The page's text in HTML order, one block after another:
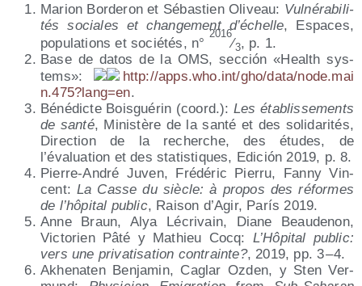
Marion Bor­de­ron et Sébas­tien Oli­veau: Vul­né­ra­bi­li­
tés socia­les et chan­ge­ment d’échelle, Espa­ces,
popu­la­tions et socié­tés, n°
2016
⁄3, p. 1.
Base de datos de la OMS, sec­ción «Health sys­
tems»:
http://​apps​.who​.int/​g​h​o​/​d​a​t​a​/​n​o​d​e​.​m​a​i​
n​.​4​7​5​?​l​a​n​g​=en.
Béné­dic­te Bois­gué­rin (coord.):Les éta­blis­se­ments
de san­té, Minis­tè­re de la san­té et des soli­da­ri­tés,
Direc­tion de la recher­che, des étu­des, de
l’évaluation et des sta­tis­ti­ques, Edi­ción 2019, p. 8.
Pie­rre-André Juven, Fré­dé­ric Pie­rru, Fanny Vin­
cent:La Cas­se du siè­cle: à pro­pos des réfor­mes
de l’hôpital public, Rai­son d’Agir, París 2019.
Anne Braun, Alya Lécri­vain, Dia­ne Beau­de­non,
Vic­to­rien Pâté y Mathieu Cocq: L’Hôpital public:
vers une pri­va­ti­sa­tion con­tra­in­te?, 2019, pp. 3 – 4.
Akhe­na­ten Ben­ja­min, Caglar Ozden, y Sten Ver­